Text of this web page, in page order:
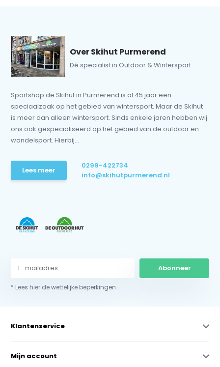
Over Skihut Purmerend
Dé specialist in Outdoor & Wintersport
Sportshop de Skihut in Purmerend is al 45 jaar een
speciaalzaak op het gebied van wintersport. Maar de Skihut
is meer dan alleen wintersport. Sinds enkele jaren hebben wij
ons ook gespecialiseerd op het gebied van de outdoor en
wandelsport. Hierbij...
Lees meer
0299-422734
info@skihutpurmerend.nl
Abonneer
* Lees hier de wettelijke beperkingen
Klantenservice
Mijn account